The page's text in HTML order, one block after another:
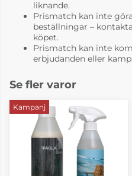
liknande.
Prismatch kan inte
beställningar –
köpet.
Prismatch kan inte
erbjudanden eller
Se fler varor
Kampanj